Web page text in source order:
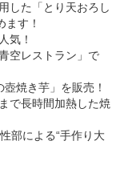
た「とり天おろし
す！
気！
空レストラン」で
焼き芋」を販売！
長時間加熱した焼
部による“手作り大